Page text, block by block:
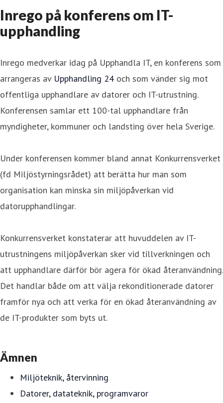
Inrego på konferens om IT-
upphandling
Inrego medverkar idag på Upphandla IT, en konferens som
arrangeras av Upphandling 24 och som vänder sig mot
offentliga upphandlare av datorer och IT-utrustning.
Konferensen samlar ett 100-tal upphandlare från
myndigheter, kommuner och landsting över hela Sverige.
Under konferensen kommer bland annat Konkurrensverket
(fd Miljöstyrningsrådet) att berätta hur man som
organisation kan minska sin miljöpåverkan vid
datorupphandlingar.
Konkurrensverket konstaterar att huvuddelen av IT-
utrustningens miljöpåverkan sker vid tillverkningen och
att upphandlare därför bör agera för ökad återanvändning.
Det handlar både om att välja rekonditionerade datorer
framför nya och att verka för en ökad återanvändning av
de IT-produkter som byts ut.
Ämnen
Miljöteknik, återvinning
Datorer, datateknik, programvaror